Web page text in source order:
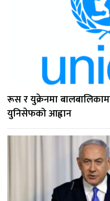
रूस र युक्रेनमा
युनिसेफको आह्वान